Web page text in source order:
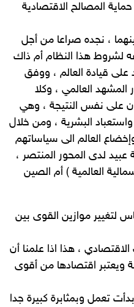
المصالح الاقتصادية
، نجده صراعا من أجل
لشروط هذا النظام أم ذاك
قيادة العالم ، ووفق
العالمي ، وكلا
على نفس النتيجة ، وهي
البشرية ، ومن خلال
العالم الى سياساتهم
عبيد لدى المحور المنتصر ،
العالمية ) أم الصين
لتغيير موازين القوى بين
، هذا اذا علمنا أن
ويعتبر اقتصادها من أقوى
تعمل وبمثابرة كبيرة جدا